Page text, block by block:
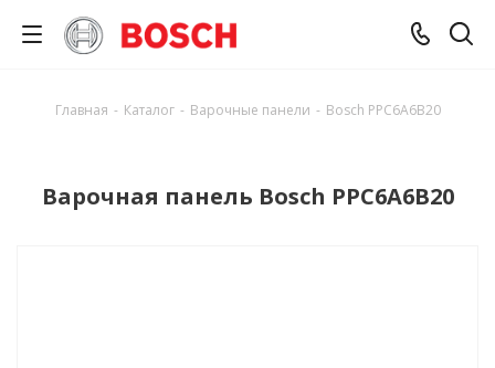
Главная - Каталог - Варочные панели - Bosch PPC6A6B20
Варочная панель Bosch PPC6A6B20